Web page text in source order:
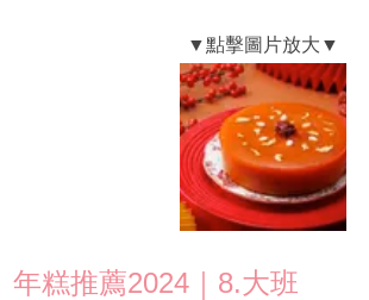
年糕推薦2024｜8.大班